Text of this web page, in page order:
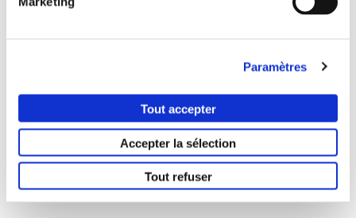
Paramètres
Tout accepter
Accepter la sélection
Tout refuser